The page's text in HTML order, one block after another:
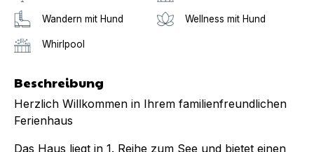
Wandern mit Hund Wellness mit Hund
Whirlpool
Beschreibung
Herzlich Willkommen in Ihrem familienfreundlichen
Ferienhaus
Das Haus liegt in 1. Reihe zum See und bietet einen